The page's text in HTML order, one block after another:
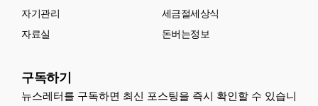
자기관리
세금절세상식
자료실
돈버는정보
구독하기
뉴스레터를 구독하면 최신 포스팅을 즉시 확인할 수 있습니